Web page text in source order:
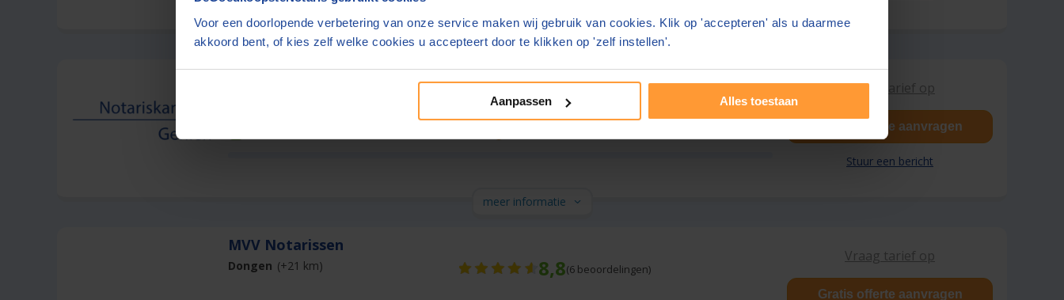
Voor een doorlopende verbetering van onze service maken wij gebruik van cookies. Klik op 'accepteren' als u daarmee
akkoord bent, of kies zelf welke cookies u accepteert door te klikken op 'zelf instellen'.
Aanpassen Alles toestaan
meer informatie
Vraag tarief op
9,0 78beoordelingen)
Gratis offerte aanvragen
Stuur een bericht
meer informatie
Vraag tarief op
MVV Notarissen
8,8(6 beoordelingen)
Dongen (+21 km)
Gratis offerte aanvragen